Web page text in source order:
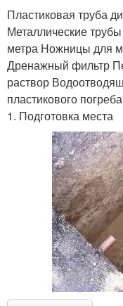
Пластиковая труба
Металлические
метра Ножницы для
Дренажный фильтр
раствор
пластикового погреба
1. Подготовка места